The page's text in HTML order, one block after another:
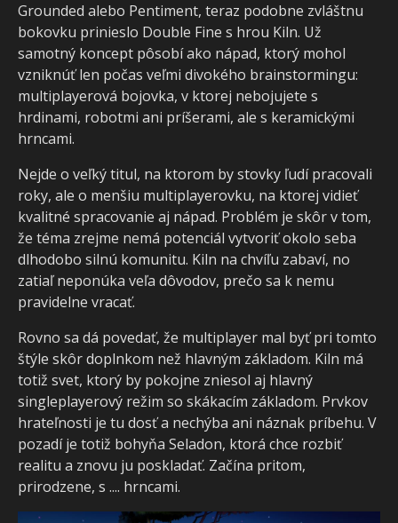
Grounded alebo Pentiment, teraz podobne zvláštnu
bokovku prinieslo Double Fine s hrou Kiln. Už
samotný koncept pôsobí ako nápad, ktorý mohol
vzniknúť len počas veľmi divokého brainstormingu:
multiplayerová bojovka, v ktorej nebojujete s
hrdinami, robotmi ani príšerami, ale s keramickými
hrncami.
Nejde o veľký titul, na ktorom by stovky ľudí pracovali
roky, ale o menšiu multiplayerovku, na ktorej vidieť
kvalitné spracovanie aj nápad. Problém je skôr v tom,
že téma zrejme nemá potenciál vytvoriť okolo seba
dlhodobo silnú komunitu. Kiln na chvíľu zabaví, no
zatiaľ neponúka veľa dôvodov, prečo sa k nemu
pravidelne vracať.
Rovno sa dá povedať, že multiplayer mal byť pri tomto
štýle skôr doplnkom než hlavným základom. Kiln má
totiž svet, ktorý by pokojne zniesol aj hlavný
singleplayerový režim so skákacím základom. Prvkov
hrateľnosti je tu dosť a nechýba ani náznak príbehu. V
pozadí je totiž bohyňa Seladon, ktorá chce rozbiť
realitu a znovu ju poskladať. Začína pritom,
prirodzene, s .... hrncami.